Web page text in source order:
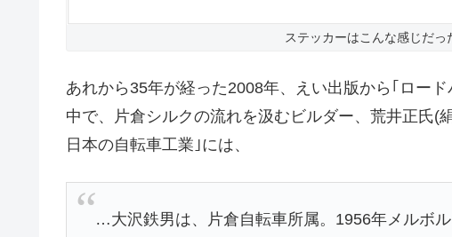
ステッカーはこんな感じだっ
あれから35年が経った2008年、えい出版から｢ロー
中で、片倉シルクの流れを汲むビルダー、荒井正氏(
日本の自転車工業｣には、
…大沢鉄男は、片倉自転車所属。1956年メルボ